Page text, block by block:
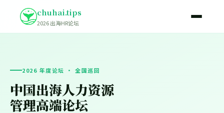
chuhai.tips
2026 出海HR论坛
2026 年度论坛 · 全国巡回
中国出海人力资源
管理高端论坛